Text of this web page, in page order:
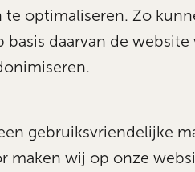
te optimaliseren. Zo
basis daarvan de
gebruiksvriendelijke
maken wij op onze